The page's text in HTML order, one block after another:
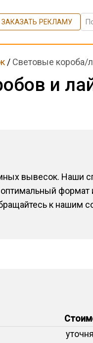
ЗАКАЗАТЬ РЕКЛАМУ
/ Световые короба/
и
вывесок. Наши
к нашим